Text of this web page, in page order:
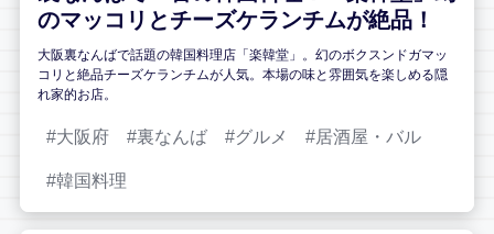
のマッコリとチーズケランチムが絶品！
大阪裏なんばで話題の韓国料理店「楽韓堂」。幻のボクスンドガマッ
コリと絶品チーズケランチムが人気。本場の味と雰囲気を楽しめる隠
れ家的お店。
大阪府 裏なんば グルメ 居酒屋・バル
韓国料理